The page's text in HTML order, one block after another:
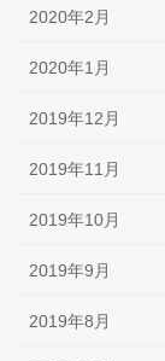
2020年2月
2020年1月
2019年12月
2019年11月
2019年10月
2019年9月
2019年8月